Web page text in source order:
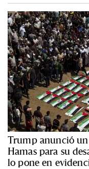
Trump anunció
Hamas para su
lo pone en